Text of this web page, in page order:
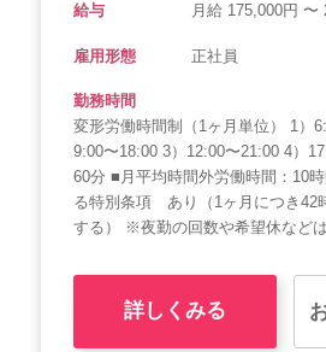
給与 月給 175,000円 〜
雇用形態 正社員
勤務時間
変形労働時間制（1ヶ月単位） 1）
9:00〜18:00 3）12:00〜21:00 4）
60分 ■月平均時間外労働時間：10
る特別条項 あり（1ヶ月につき42
する） ※夜勤の回数や希望休など
詳しくみる